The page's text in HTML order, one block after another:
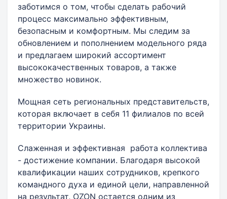
заботимся о том, чтобы сделать рабочий
процесс максимально эффективным,
безопасным и комфортным. Мы следим за
обновлением и пополнением модельного ряда
и предлагаем широкий ассортимент
высококачественных товаров, а также
множество новинок.
Мощная сеть региональных представительств,
которая включает в себя 11 филиалов по всей
территории Украины.
Слаженная и эффективная работа коллектива
- достижение компании. Благодаря высокой
квалификации наших сотрудников, крепкого
командного духа и единой цели, направленной
на результат, OZON остается одним из